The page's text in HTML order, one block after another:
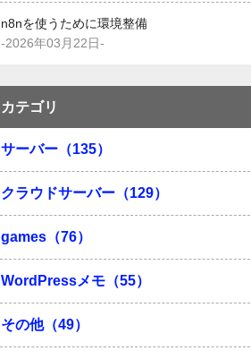
n8nを使うために環境整備
-2026年03月22日-
カテゴリ
サーバー（135）
クラウドサーバー（129）
games（76）
WordPressメモ（55）
その他（49）